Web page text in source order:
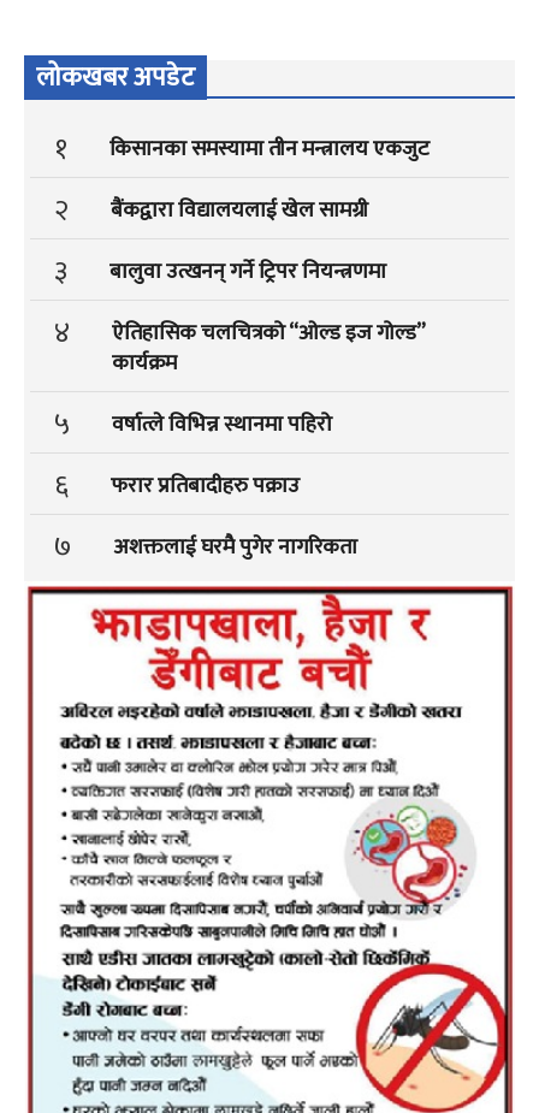
लोकखबर अपडेट
१ किसानका समस्यामा तीन मन्त्रालय एकजुट
२ बैंकद्वारा विद्यालयलाई खेल सामग्री
३ बालुवा उत्खनन् गर्ने ट्रिपर नियन्त्रणमा
४
ऐतिहासिक चलचित्रको “ओल्ड इज गोल्ड”
कार्यक्रम
५ वर्षात्ले विभिन्न स्थानमा पहिरो
६ फरार प्रतिबादीहरु पक्राउ
७ अशक्तलाई घरमै पुगेर नागरिकता